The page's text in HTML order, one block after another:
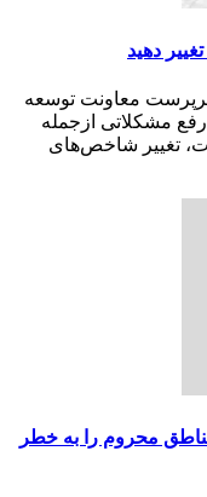
دهید
معاونت توسعه
مشکلاتی ازجمله
تغییر شاخص‌های
محروم را به خطر